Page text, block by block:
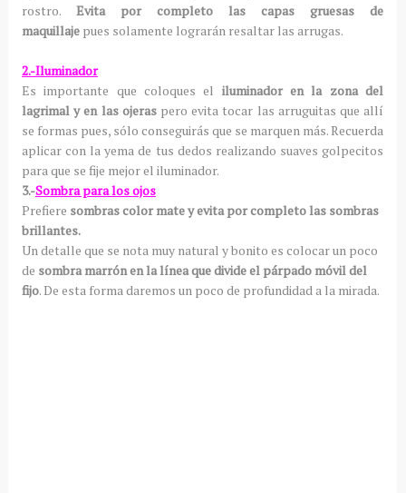
rostro. Evita por completo las capas gruesas de
maquillajepues solamente lograrán resaltar las arrugas.
2.-Iluminador
Es importante que coloques el iluminador en la zona del
lagrimal y en las ojeras pero evita tocar las arruguitas que allí
se formas pues, sólo conseguirás que se marquen más. Recuerda
aplicar con la yema de tus dedos realizando suaves golpecitos
para que se fije mejor el iluminador.
3.-Sombra para los ojos
Prefiere sombras color mate y evita por completo las sombras
brillantes.
Un detalle que se nota muy natural y bonito es colocar un poco
de sombra marrón en la línea que divide el párpado móvil del
fijo. De esta forma daremos un poco de profundidad a la mirada.